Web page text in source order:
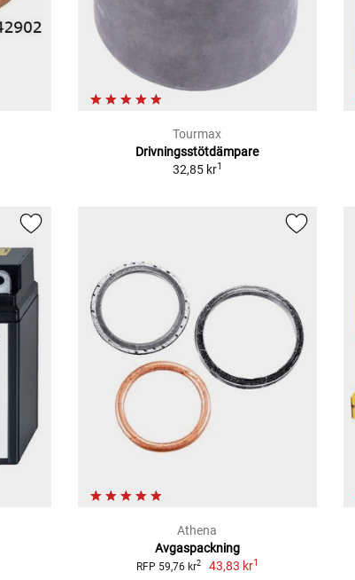
Tourmax
Drivningsstötdämpare
32,85 kr1
Athena
Avgaspackning
RFP 59,76 kr2 43,83 kr1